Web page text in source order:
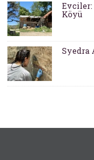
Köyü
Syedra